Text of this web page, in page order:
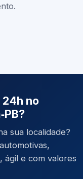
24h no
sua localidade?
ágil e com valores